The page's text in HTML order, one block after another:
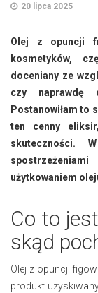
20 lipca 2025
Olej z opuncji
kosmetyków,
doceniany ze
czy naprawdę
Postanowiłam to
ten cenny
skuteczności.
użytkowaniem
Co to
skąd
Olej z opuncji
produkt